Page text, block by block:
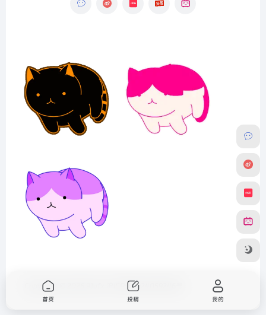
Copyright © 2026 沪ICP备2024059246号
首页 投稿 我的